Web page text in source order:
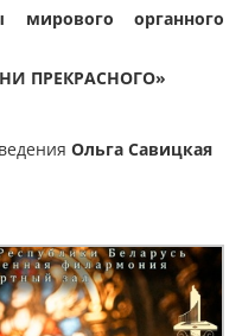
органного
ПРЕКРАСНОГО»
Ольга Савицкая